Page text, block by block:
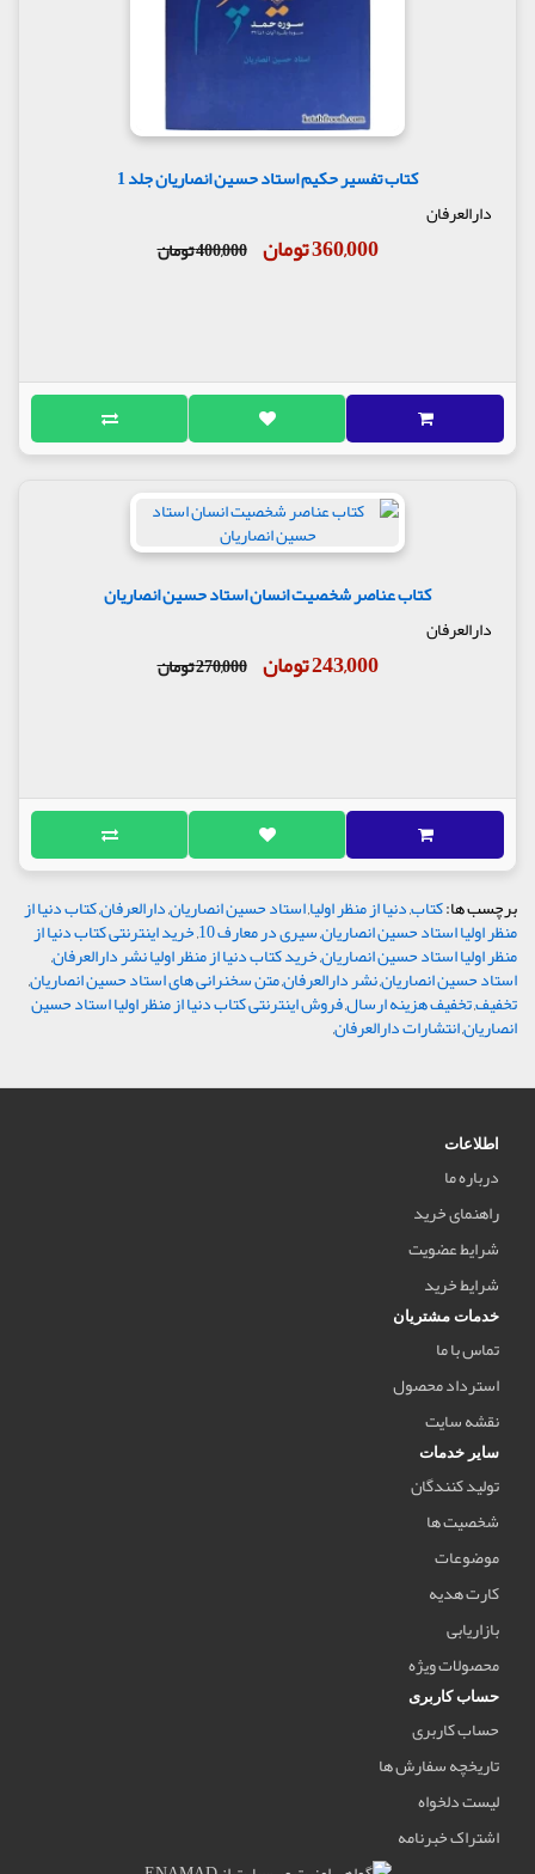
کتاب تفسیر حکیم استاد حسین انصاریان جلد 1
دارالعرفان
360,000 تومان 400,000 تومان
کتاب عناصر شخصیت انسان استاد حسین انصاریان
دارالعرفان
243,000 تومان 270,000 تومان
برچسب ها:کتاب,دنیا از منظر اولیا,استاد حسین انصاریان,دارالعرفان,کتاب دنیا از
منظر اولیا استاد حسین انصاریان,سیری در معارف 10 ,خرید اینترنتی کتاب دنیا از
منظر اولیا استاد حسین انصاریان,خرید کتاب دنیا از منظر اولیا نشر دارالعرفان,
استاد حسین انصاریان,نشر دارالعرفان,متن سخنرانی های استاد حسین انصاریان,
تخفیف,تخفیف هزینه ارسال,فروش اینترنتی کتاب دنیا از منظر اولیا استاد حسین
انصاریان,انتشارات دارالعرفان,
اطلاعات
درباره ما
راهنمای خرید
شرایط عضویت
شرایط خرید
خدمات مشتریان
تماس با ما
استرداد محصول
نقشه سایت
سایر خدمات
تولید کنندگان
شخصیت ها
موضوعات
کارت هدیه
بازاریابی
محصولات ویژه
حساب کاربری
حساب کاربری
تاریخچه سفارش ها
لیست دلخواه
اشتراک خبرنامه